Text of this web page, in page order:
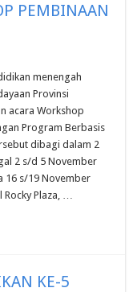
PEMBINAAN
menengah
Provinsi
acara Workshop
Program Berbasis
dibagi dalam 2
2 s/d 5 November
16 s/19 November
Rocky Plaza, …
KE-5